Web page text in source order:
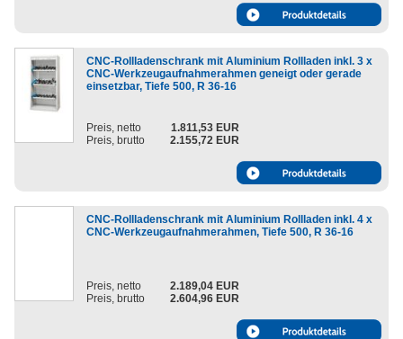
CNC-Rollladenschrank mit Aluminium Rollladen inkl. 3 x
CNC-Werkzeugaufnahmerahmen geneigt oder gerade
einsetzbar, Tiefe 500, R 36-16
Preis, netto
1.811,53 EUR
Preis, brutto
2.155,72 EUR
CNC-Rollladenschrank mit Aluminium Rollladen inkl. 4 x
CNC-Werkzeugaufnahmerahmen, Tiefe 500, R 36-16
Preis, netto
2.189,04 EUR
Preis, brutto
2.604,96 EUR